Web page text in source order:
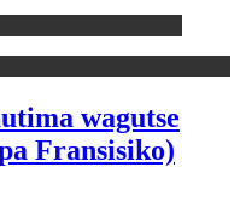
wagutse
Fransisiko)